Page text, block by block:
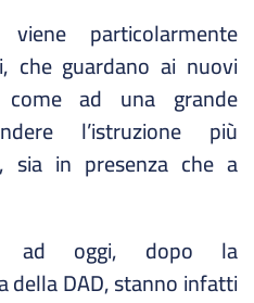
particolarmente
che guardano ai nuovi
come ad una grande
l’istruzione più
sia in presenza che a
ad oggi, dopo la
della DAD, stanno infatti